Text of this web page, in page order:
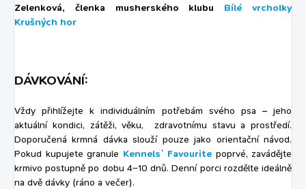
Zelenková, členka musherského klubu Bílé vrcholky
Krušných hor
DÁVKOVÁNÍ:
Vždy přihlížejte k individuálním potřebám svého psa – jeho
aktuální kondici, zátěži, věku, zdravotnímu stavu a prostředí.
Doporučená krmná dávka slouží pouze jako orientační návod.
Pokud kupujete granule Kennels` Favourite poprvé, zavádějte
krmivo postupně po dobu 4–10 dnů. Denní porci rozdělte ideálně
na dvě dávky (ráno a večer).